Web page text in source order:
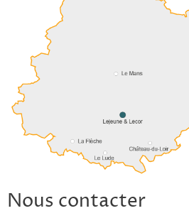
Nous contacter